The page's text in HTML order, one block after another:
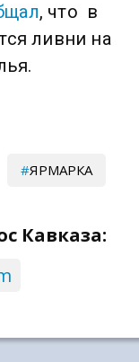
, что в
ливни на
ЯРМАРКА
Кавказа: